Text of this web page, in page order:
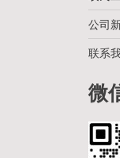
公司
联系
微